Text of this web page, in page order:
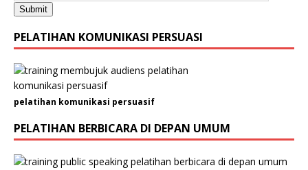
P
e
r
u
s
a
h
a
a
n
/
Submit
PELATIHAN KOMUNIKASI PERSUASI
pelatihan komunikasi persuasif
PELATIHAN BERBICARA DI DEPAN UMUM